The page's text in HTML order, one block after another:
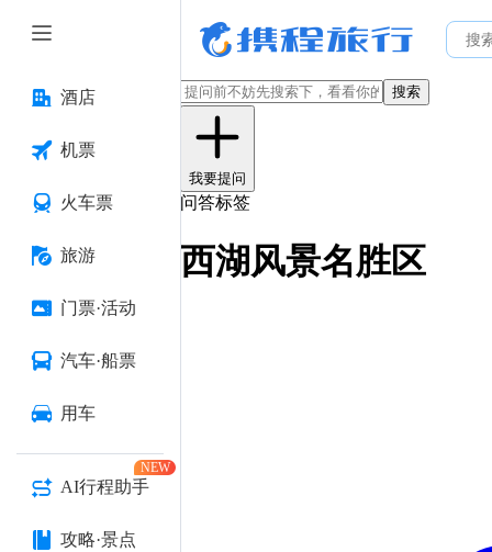
酒店
机票
火车票
旅游
门票·活动
汽车·船票
用车
AI行程助手
NEW
攻略·景点
搜索
我要提问
问答标签
西湖风景名胜区